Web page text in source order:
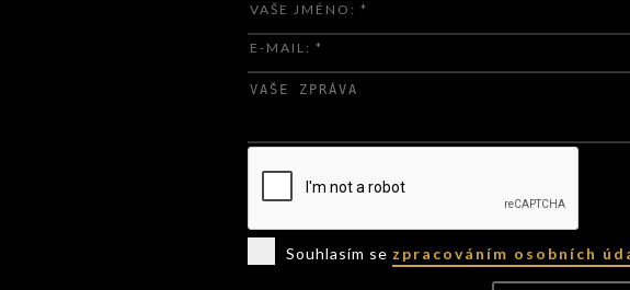
Souhlasím se zpracováním osobních